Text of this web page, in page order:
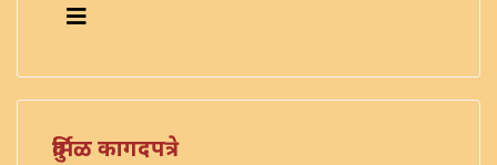
दुर्मिळ कागदपत्रे